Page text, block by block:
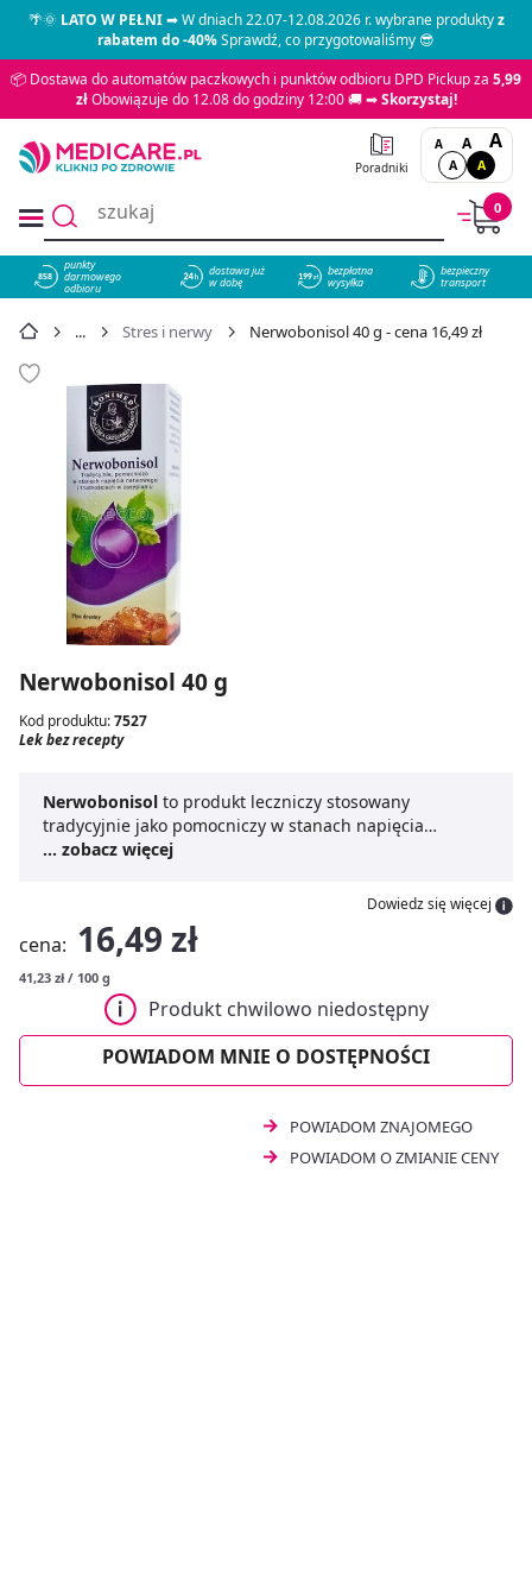
🌴🌞LATO W PEŁNI➡ W dniach 22.07-12.08.2026 r. wybrane produktyz
rabatem do -40%Sprawdź, co przygotowaliśmy 😎
📦 Dostawa do automatów paczkowych i punktów odbioru DPD Pickup za 5,99
złObowiązuje do 12.08 do godziny 12:00 🚚 ➡Skorzystaj!
Poradniki
A A A
A A
0
858
punkty
darmowego
odbioru
dostawa już
w dobę
bezpłatna
wysyłka
bezpieczny
transport
Stres i nerwy Nerwobonisol 40 g - cena 16,49 zł
Nerwobonisol 40 g
Kod produktu:7527
Lek bez recepty
Nerwobonisol to produkt leczniczy stosowany
tradycyjnie jako pomocniczy w stanach napięcia
nerwowego oraz trudnościach w zasypianiu.
wymienionych wskazaniach a jego skuteczność opiera
doświadczeniu.
... zobacz więcej
Dowiedz się więcej
cena: 16,49 zł
41,23 zł / 100 g
Produkt chwilowo niedostępny
POWIADOM MNIE O DOSTĘPNOŚCI
POWIADOM ZNAJOMEGO
POWIADOM O ZMIANIE CENY